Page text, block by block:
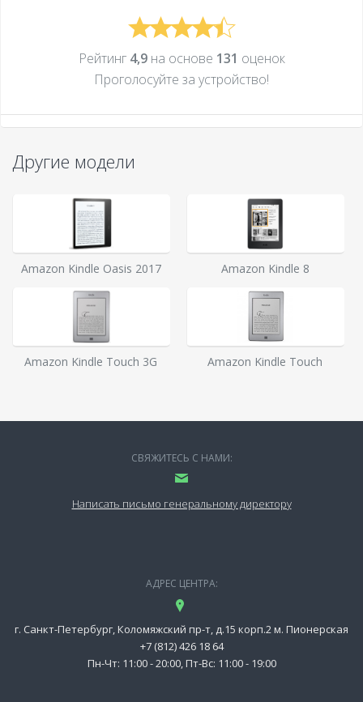
Рейтинг 4,9на основе 131 оценок
Проголосуйте за устройcтво!
Другие модели
Amazon Kindle Oasis 2017 Amazon Kindle 8
Amazon Kindle Touch 3G Amazon Kindle Touch
СВЯЖИТЕСЬ С НАМИ:
Написать письмо генеральному директору
АДРЕС ЦЕНТРА:
г. Санкт-Петербург, Коломяжский пр-т, д.15 корп.2 м. Пионерская
+7 (812) 426 18 64
Пн-Чт: 11:00 - 20:00, Пт-Вс: 11:00 - 19:00